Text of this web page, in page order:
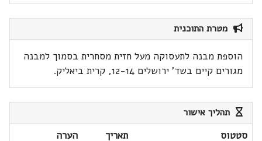
מטרת התוכנית
הוספת מבנה לתעסוקה מעל חזית מסחרית בסמוך למבנה
מגורים קיים בשד' ירושלים 12-14, קרית ביאליק.
תהליך אישור
סטטוס תאריך
הערה